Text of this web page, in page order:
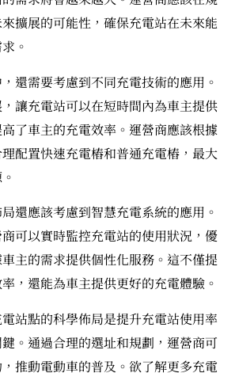
擴展的可能性，確保充電站在未來能
。
還需要考慮到不同充電技術的應用。
讓充電站可以在短時間內為車主提供
了車主的充電效率。運營商應該根據
配置快速充電樁和普通充電樁，最大
還應該考慮到智慧充電系統的應用。
可以實時監控充電站的使用狀況，優
主的需求提供個性化服務。這不僅提
，還能為車主提供更好的充電體驗。
站點的科學佈局是提升充電站使用率
。通過合理的選址和規劃，運營商可
推動電動車的普及。欲了解更多充電